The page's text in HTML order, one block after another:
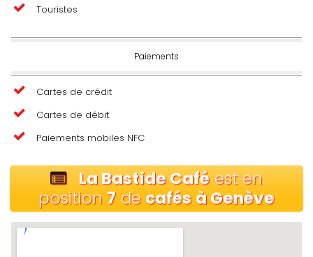
Touristes
Paiements
Cartes de crédit
Cartes de débit
Paiements mobiles NFC
La Bastide Caféest en
position 7 de cafés à Genève